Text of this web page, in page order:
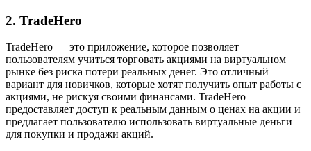
2. TradeHero
TradeHero — это приложение, которое позволяет
пользователям учиться торговать акциями на виртуальном
рынке без риска потери реальных денег. Это отличный
вариант для новичков, которые хотят получить опыт работы с
акциями, не рискуя своими финансами. TradeHero
предоставляет доступ к реальным данным о ценах на акции и
предлагает пользователю использовать виртуальные деньги
для покупки и продажи акций.